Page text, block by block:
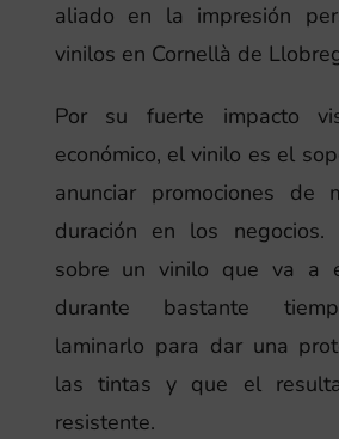
aliado en la impresión
vinilos en Cornellà de
Por su fuerte impacto
económico, el vinilo es el
anunciar promociones de
duración en los negocios.
sobre un vinilo que va a
durante bastante
laminarlo para dar una
las tintas y que el
resistente.